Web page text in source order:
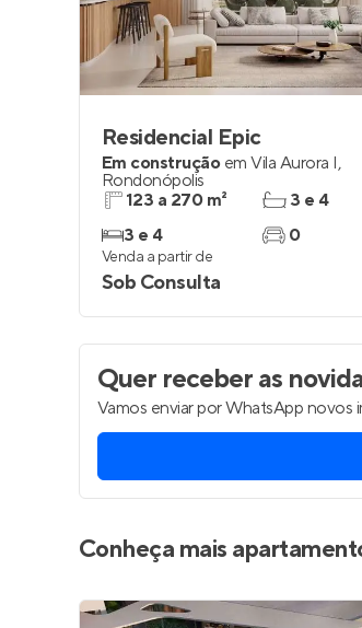
Residencial Epic
Em construção em Vila Aurora I,
Rondonópolis
123 a 270 m²
3 e 4
3 e 4
0
Venda a partir de
Sob Consulta
Quer receber as
Vamos enviar por WhatsApp novos
Conheça mais